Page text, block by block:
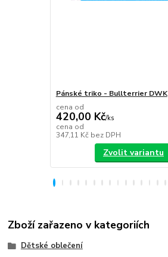
Pánské triko - Bullterrier DWK
cena od
420,00 Kč/ks
cena od
347,11 Kč bez DPH
Zvolit variantu
Zboží zařazeno v kategoriích
Dětské oblečení